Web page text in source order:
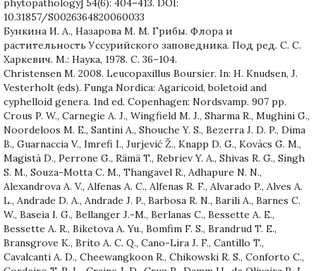
10.31857/S0026364820060033
Бункина И. А., Назарова М. М. Грибы. Флора и
растительность Уссурийского заповедника. Под ред. С. С.
Харкевич. М.: Наука, 1978. С. 36–104.
Christensen M. 2008. Leucopaxillus Boursier. In: H. Knudsen, J.
Vesterholt (eds). Funga Nordica: Agaricoid, boletoid and
cyphelloid genera. 1nd ed. Copenhagen: Nordsvamp. 907 pp.
Crous P. W., Carnegie A. J., Wingfield M. J., Sharma R., Mughini G.,
Noordeloos M. E., Santini A., Shouche Y. S., Bezerra J. D. P., Dima
B., Guarnaccia V., Imrefi I., Jurjević Ž., Knapp D. G., Kovács G. M.,
Magistà D., Perrone G., Rämä T., Rebriev Y. A., Shivas R. G., Singh
S. M., Souza-Motta C. M., Thangavel R., Adhapure N. N.,
Alexandrova A. V., Alfenas A. C., Alfenas R. F., Alvarado P., Alves A.
L., Andrade D. A., Andrade J. P., Barbosa R. N., Barili A., Barnes C.
W., Baseia I. G., Bellanger J.-M., Berlanas C., Bessette A. E.,
Bessette A. R., Biketova A. Yu., Bomfim F. S., Brandrud T. E.,
Bransgrove K., Brito A. C. Q., Cano-Lira J. F., Cantillo T.,
Cavalcanti A. D., Cheewangkoon R., Chikowski R. S., Conforto C.,